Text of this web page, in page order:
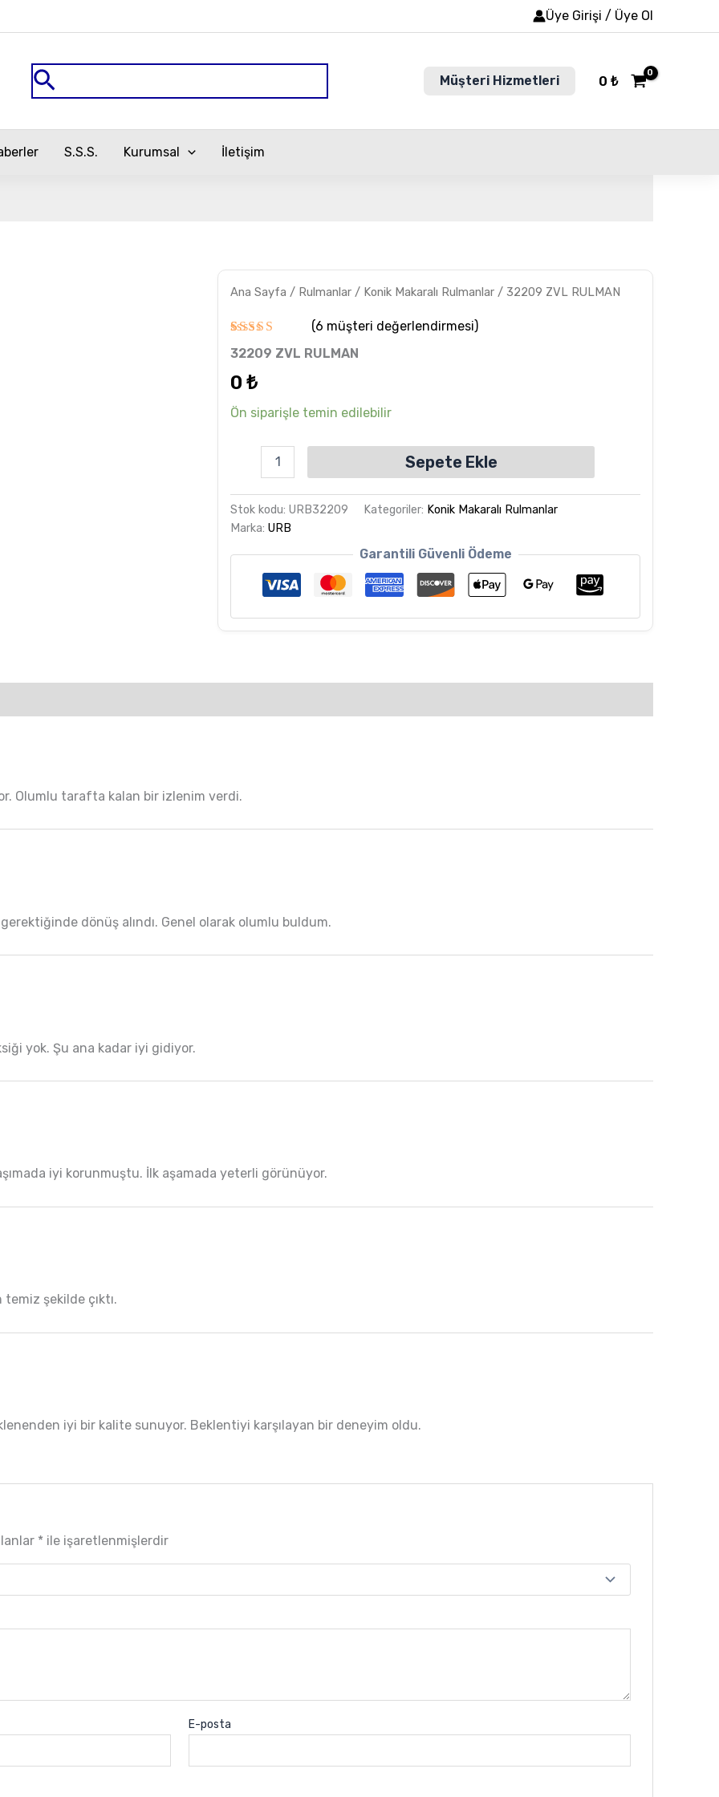
Üye Girişi / Üye Ol
Arama Müşteri Hizmetleri 0 ₺
S.S.S. Kurumsal İletişim
Ana Sayfa / Rulmanlar / Konik Makaralı Rulmanlar / 32209 ZVL RULMAN
6
müşteri
puanına
5 üzerinden
aldı
(6 müşteri değerlendirmesi)
32209 ZVL RULMAN
0₺
Ön siparişle temin edilebilir
ZVL
adet
Sepete Ekle
Stok kodu:URB32209 Kategoriler: Konik Makaralı Rulmanlar
Marka:URB
Garantili Güvenli Ödeme
Olumlu tarafta kalan bir izlenim verdi.
dönüş alındı. Genel olarak olumlu buldum.
yok. Şu ana kadar iyi gidiyor.
iyi korunmuştu. İlk aşamada yeterli görünüyor.
temiz şekilde çıktı.
iyi bir kalite sunuyor. Beklentiyi karşılayan bir deneyim oldu.
* ile işaretlenmişlerdir
E-posta